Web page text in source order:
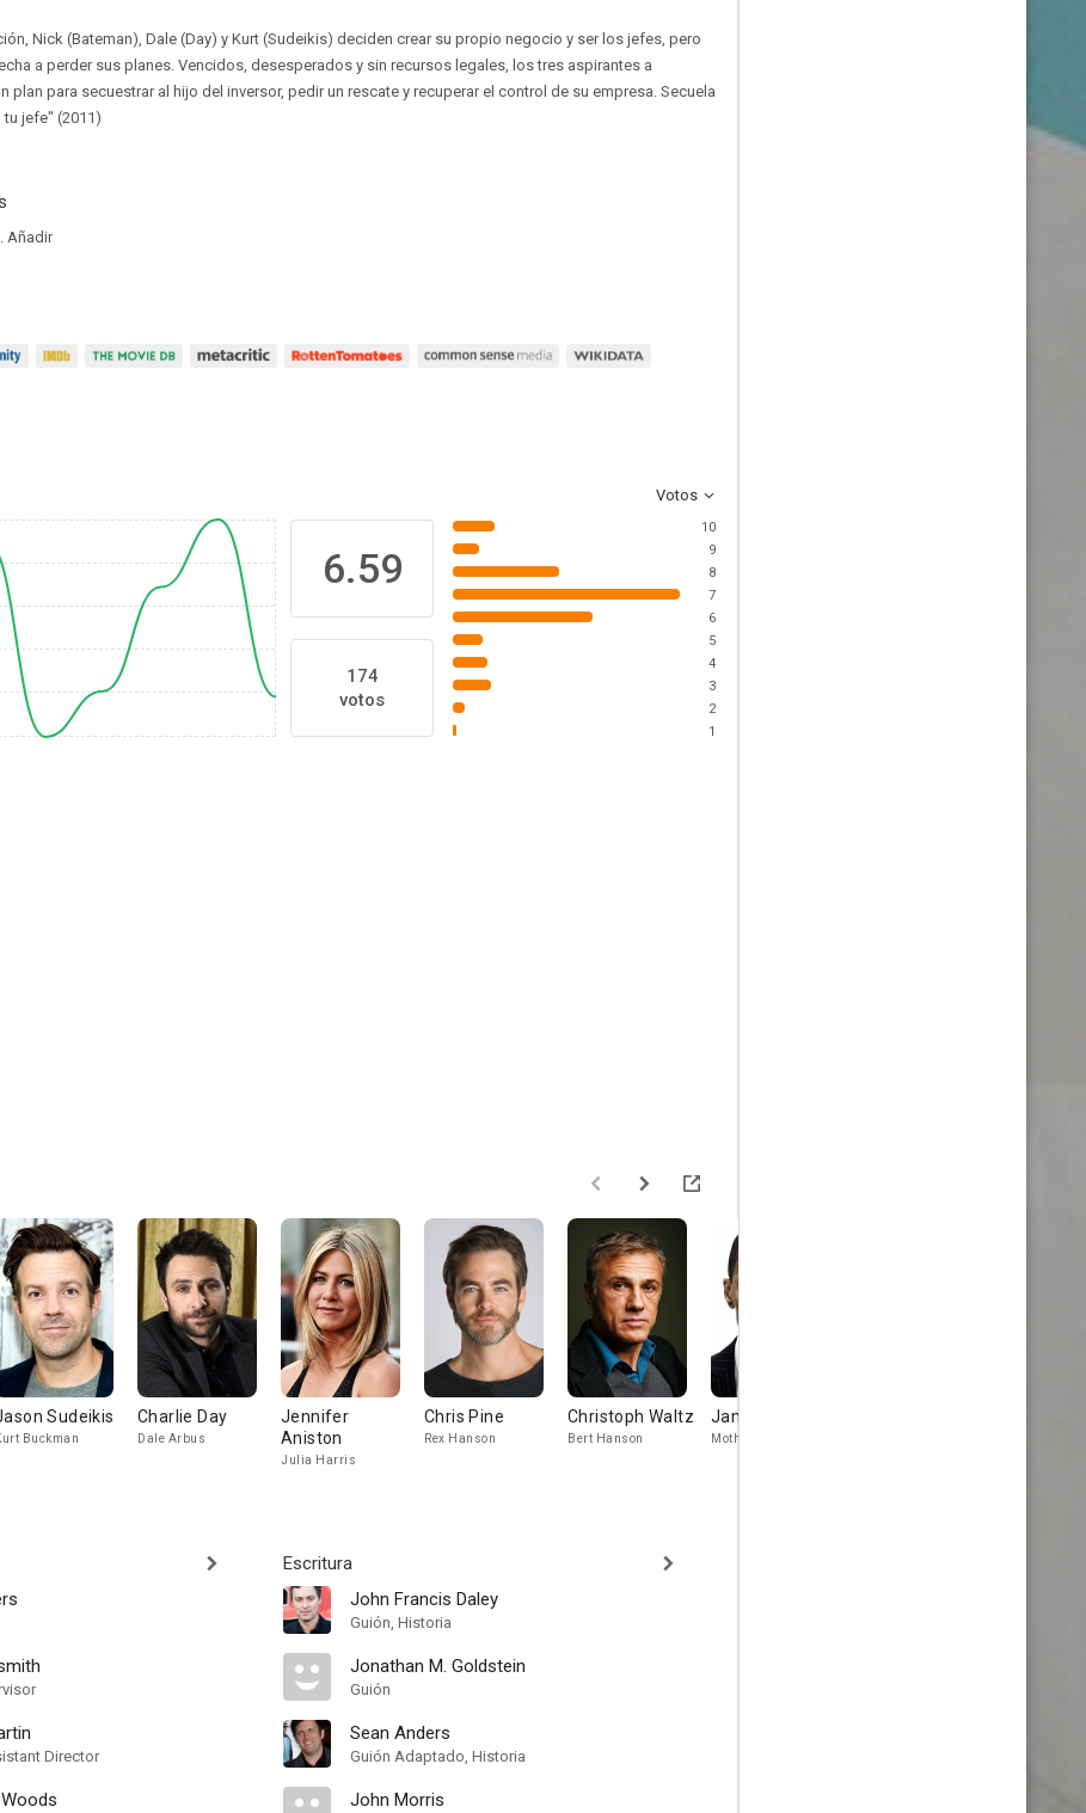
Nick (Bateman), Dale (Day) y Kurt (Sudeikis) deciden crear su propio negocio y ser los jefes, pero
a perder sus planes. Vencidos, desesperados y sin recursos legales, los tres aspirantes a
plan para secuestrar al hijo del inversor, pedir un rescate y recuperar el control de su empresa. Secuela
jefe" (2011)
Añadir
Votos
6.59
174
votos
10
9
8
7
6
5
4
3
2
1
Sudeikis
Buckman
Charlie Day
Dale Arbus
Jennifer
Aniston
Julia Harris
Chris Pine
Rex Hanson
Christoph Waltz
Bert Hanson
Jamie Foxx
Motherfucker Jones
Director
Escritura
John Francis Daley
Guión, Historia
Jonathan M. Goldstein
Guión
Sean Anders
Guión Adaptado, Historia
John Morris